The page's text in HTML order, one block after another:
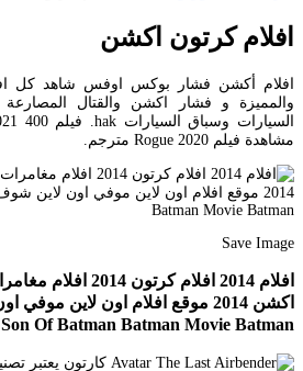
افلام كرتون اكشن
والمميزة و فشار اكشن والقتال
مشاهدة فيلم Rogue 2020 مترجم.
Save Image
افلام 2014 افلام
اكشن 2014 موقع افلام اون لاين
Son Of Batman Batman Movie Batman